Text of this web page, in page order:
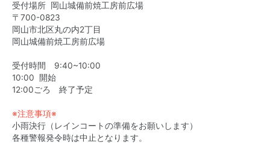
受付場所 岡山城備前焼工房前広場
〒700-0823
岡山市北区丸の内2丁目
岡山城備前焼工房前広場
受付時間 9:40~10:00
10:00 開始
12:00ごろ 終了予定
※注意事項※
小雨決行（レインコートの準備をお願いします）
各種警報発令時は中止となります。